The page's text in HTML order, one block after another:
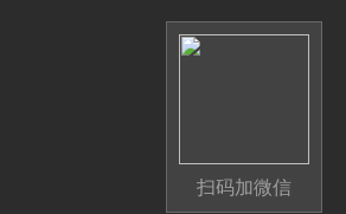
扫码加微信